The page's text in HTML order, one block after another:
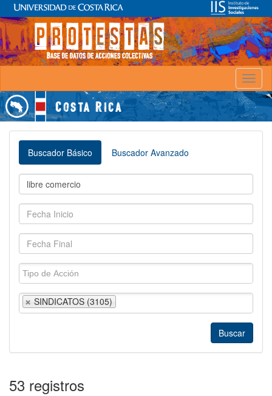
Buscador Básico Buscador Avanzado
SINDICATOS (3105)
53 registros